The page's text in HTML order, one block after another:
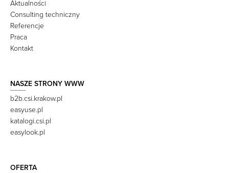
Aktualności
Consulting techniczny
Referencje
Praca
Kontakt
NASZE STRONY WWW
b2b.csi.krakow.pl
easyuse.pl
katalogi.csi.pl
easylook.pl
OFERTA